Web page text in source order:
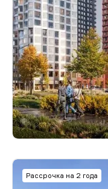
Рассрочка на 2 года